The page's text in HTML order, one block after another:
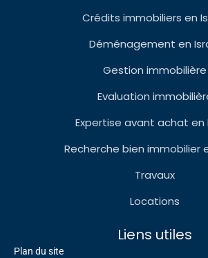
Crédits immobiliers en
Déménagement en
Gestion immobilière
Evaluation
Expertise avant achat en
Recherche bien immobilier
Travaux
Locations
Liens utiles
Plan du site